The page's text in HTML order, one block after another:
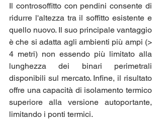
Il controsoffitto con pendini consente di
ridurre l'altezza tra il soffitto esistente e
quello nuovo. Il suo principale vantaggio
è che si adatta agli ambienti più ampi (>
4 metri) non essendo più limitato alla
lunghezza dei binari perimetrali
disponibili sul mercato. Infine, il risultato
offre una capacità di isolamento termico
superiore alla versione autoportante,
limitando i ponti termici.